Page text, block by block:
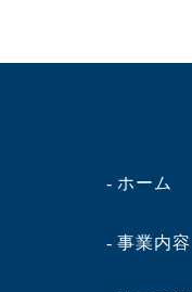
- ホーム
- 事業内容